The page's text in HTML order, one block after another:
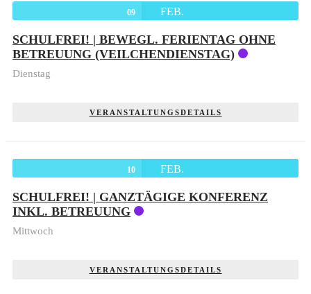
09 FEB.
SCHULFREI! | BEWEGL. FERIENTAG OHNE
BETREUUNG (VEILCHENDIENSTAG)
Dienstag
VERANSTALTUNGSDETAILS
10 FEB.
SCHULFREI! | GANZTÄGIGE KONFERENZ
INKL. BETREUUNG
Mittwoch
VERANSTALTUNGSDETAILS